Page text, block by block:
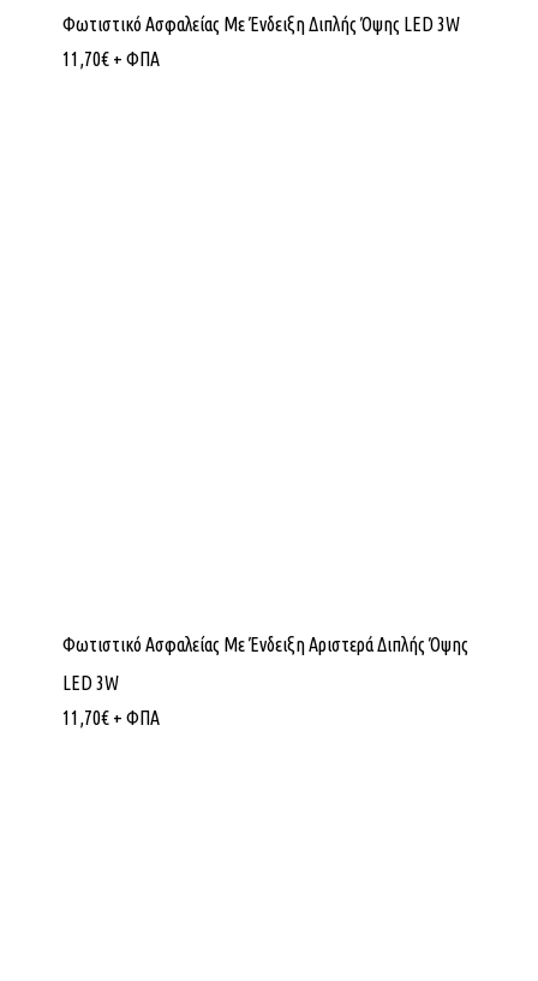
Φωτιστικό Ασφαλείας Με Ένδειξη Διπλής Όψης LED 3W
11,70€ + ΦΠΑ
Φωτιστικό Ασφαλείας Με Ένδειξη Αριστερά Διπλής Όψης
LED 3W
11,70€ + ΦΠΑ